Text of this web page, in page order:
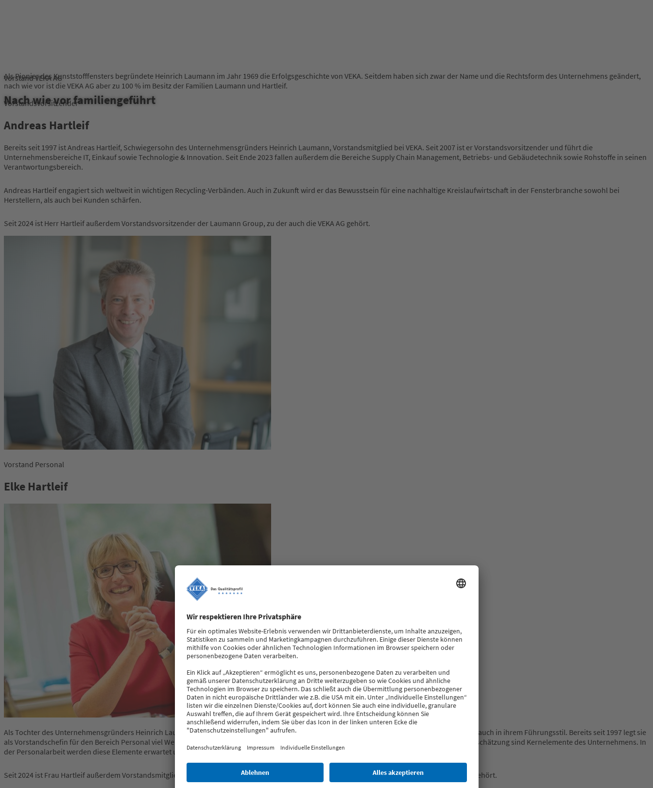
Vorstand VEKA AG
Nach wie vor familiengeführt
Als Pionier des Kunststofffensters begründete Heinrich Laumann im Jahr 1969 die Erfolgsgeschichte von VEKA. Seitdem haben sich zwar der Name und die Rechtsform des Unternehmens geändert,
nach wie vor ist die VEKA AG aber zu 100 % im Besitz der Familien Laumann und Hartleif.
Vorstandsvorsitzender
Andreas Hartleif
Bereits seit 1997 ist Andreas Hartleif, Schwiegersohn des Unternehmensgründers Heinrich Laumann, Vorstandsmitglied bei VEKA. Seit 2007 ist er Vorstandsvorsitzender und führt die
Unternehmensbereiche IT, Einkauf sowie Technologie & Innovation. Seit Ende 2023 fallen außerdem die Bereiche Supply Chain Management, Betriebs- und Gebäudetechnik sowie Rohstoffe in seinen
Verantwortungsbereich.
Andreas Hartleif engagiert sich weltweit in wichtigen Recycling-Verbänden. Auch in Zukunft wird er das Bewusstsein für eine nachhaltige Kreislaufwirtschaft in der Fensterbranche sowohl bei
Herstellern, als auch bei Kunden schärfen.
Seit 2024 ist Herr Hartleif außerdem Vorstandsvorsitzender der Laumann Group, zu der auch die VEKA AG gehört.
Vorstand Personal
Elke Hartleif
Als Tochter des Unternehmensgründers Heinrich Laumann ist Elke Hartleif seit ihrer Kindheit mit VEKA verbunden. Diese Verbundenheit zeigt sich auch in ihrem Führungsstil. Bereits seit 1997 legt sie
als Vorstandschefin für den Bereich Personal viel Wert auf ein familiäres Betriebsklima. Verantwortung, Eigenständigkeit, Qualifizierung und Wertschätzung sind Kernelemente des Unternehmens. In
der Personalarbeit werden diese Elemente erwartet und gefördert, was letztendlich zu mehr Zufriedenheit und Zugehörigkeit führt.
Seit 2024 ist Frau Hartleif außerdem Vorstandsmitglied und stellvertretende Vorstandsvorsitzende der Laumann Group, zu der auch die VEKA AG gehört.